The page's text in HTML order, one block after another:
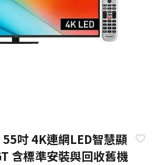
吋 4K連網LED智慧顯
含標準安裝與回收舊機